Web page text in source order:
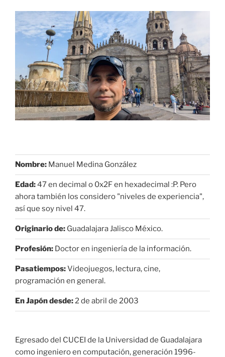
Nombre: Manuel Medina González
Edad:47 en decimal o 0x2F en hexadecimal :P. Pero
ahora también los considero "niveles de experiencia",
así que soy nivel 47.
Originario de: Guadalajara Jalisco México.
Profesión: Doctor en ingeniería de la información.
Pasatiempos:Videojuegos, lectura, cine,
programación en general.
En Japón desde:2 de abril de 2003
Egresado del CUCEI de la Universidad de Guadalajara
como ingeniero en computación, generación 1996-